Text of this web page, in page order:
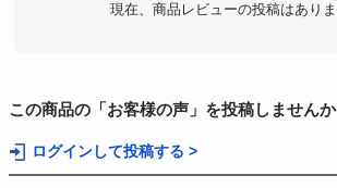
現在、商品レビューの投稿はありま
この商品の「お客様の声」を投稿しませんか
ログインして投稿する >